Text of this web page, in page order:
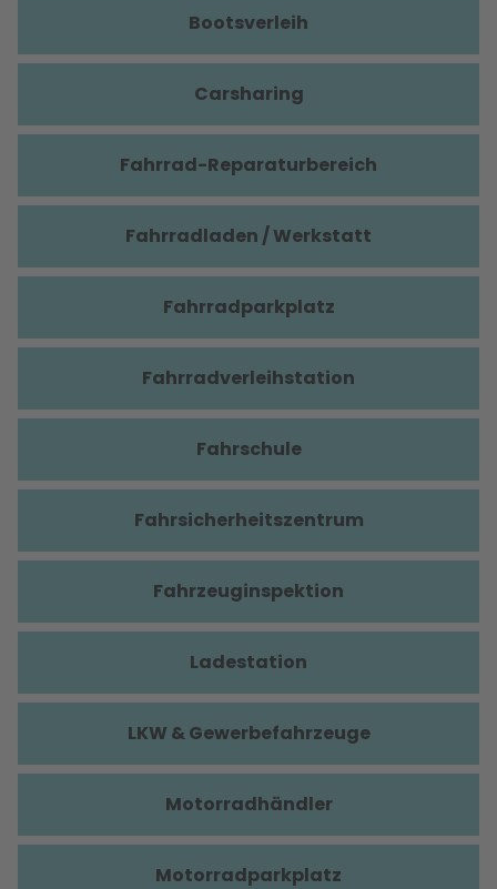
Bootsverleih
Carsharing
Fahrrad-Reparaturbereich
Fahrradladen / Werkstatt
Fahrradparkplatz
Fahrradverleihstation
Fahrschule
Fahrsicherheitszentrum
Fahrzeuginspektion
Ladestation
LKW & Gewerbefahrzeuge
Motorradhändler
Motorradparkplatz